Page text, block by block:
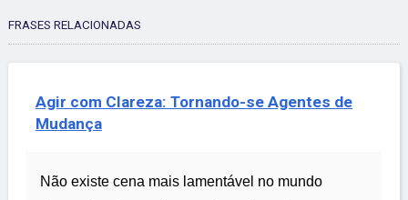
FRASES RELACIONADAS
Agir com Clareza: Tornando-se Agentes de
Mudança
Não existe cena mais lamentável no mundo